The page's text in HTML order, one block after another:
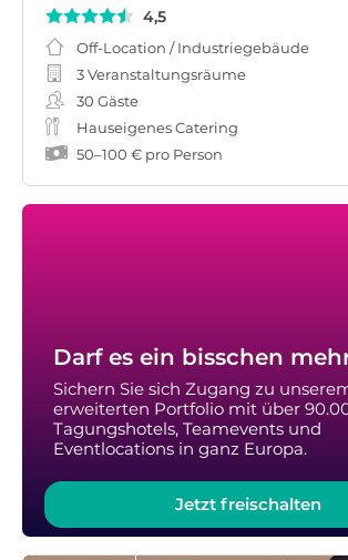
4,5
Off-Location / Industriegebäude
3 Veranstaltungsräume
30 Gäste
Hauseigenes Catering
50–100 € pro Person
Darf es ein bisschen
Sichern Sie sich Zugang zu
erweiterten Portfolio mit über
Tagungshotels, Teamevents und
Eventlocations in ganz Europa.
Jetzt freischalten